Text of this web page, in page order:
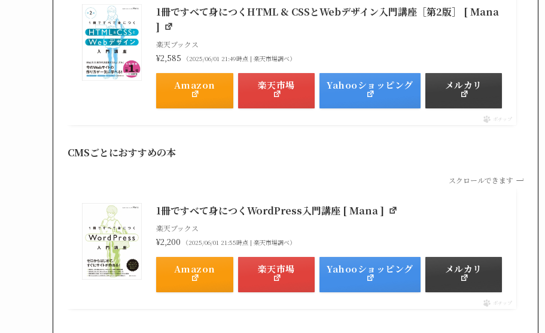
1冊ですべて身につくHTML & CSSとWebデザイン入門講座［第2版］ [ Mana
]
楽天ブックス
¥2,585 （2025/06/01 21:49時点 | 楽天市場調べ）
Amazon 楽天市場 Yahooショッピング メルカリ
ポチップ
CMSごとにおすすめの本
スクロールできます
1冊ですべて身につくWordPress入門講座 [ Mana ]
楽天ブックス
¥2,200 （2025/06/01 21:55時点 | 楽天市場調べ）
Amazon 楽天市場 Yahooショッピング メルカリ
ポチップ